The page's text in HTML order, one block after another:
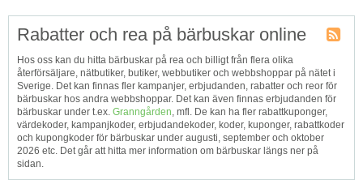
Tagg
RSS
Rabatter och rea på bärbuskar online
Hos oss kan du hitta bärbuskar på rea och billigt från flera olika
återförsäljare, nätbutiker, butiker, webbutiker och webbshoppar på nätet i
Sverige. Det kan finnas fler kampanjer, erbjudanden, rabatter och reor för
bärbuskar hos andra webbshoppar. Det kan även finnas erbjudanden för
bärbuskar under t.ex. Granngården, mfl. De kan ha fler rabattkuponger,
värdekoder, kampanjkoder, erbjudandekoder, koder, kuponger, rabattkoder
och kupongkoder för bärbuskar under augusti, september och oktober
2026 etc. Det går att hitta mer information om bärbuskar längs ner på
sidan.